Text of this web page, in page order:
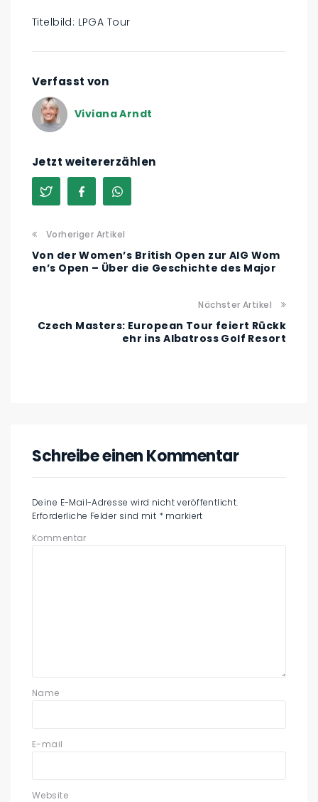
Titelbild: LPGA Tour
Verfasst von
Viviana Arndt
Jetzt weitererzählen
Vorheriger Artikel
Von der Women’s British Open zur AIG Wom
en’s Open – Über die Geschichte des Major
Nächster Artikel
Czech Masters: European Tour feiert Rückk
ehr ins Albatross Golf Resort
Schreibe einen Kommentar
Deine E-Mail-Adresse wird nicht veröffentlicht.
Erforderliche Felder sind mit * markiert
Kommentar
Name
E-mail
Website